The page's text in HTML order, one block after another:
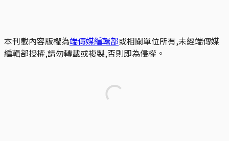
本刊載內容版權為端傳媒編輯部或相關單位所有,未經端傳媒
編輯部授權,請勿轉載或複製,否則即為侵權。